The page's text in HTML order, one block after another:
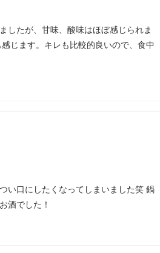
したが、甘味、酸味はほぼ感じられま
じます。キレも比較的良いので、食中
い口にしたくなってしまいました笑 鍋
酒でした！